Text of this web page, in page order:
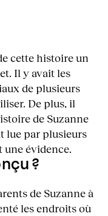
cette histoire un
Il y avait les
de plusieurs
De plus, il
de Suzanne
lue par plusieurs
une évidence.
?
de Suzanne à
les endroits où